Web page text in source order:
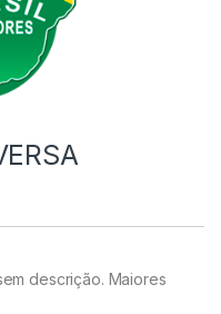
descrição. Maiores